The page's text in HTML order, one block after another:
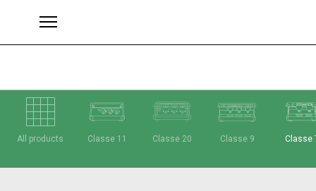
All products Classe 11 Classe 20 Classe 9 Classe
ブランド